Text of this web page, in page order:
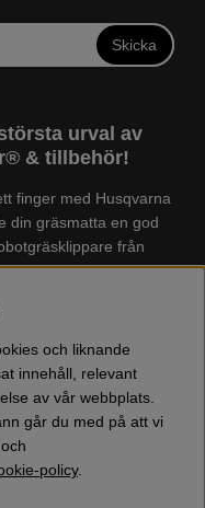
Skicka
urval av
& tillbehör!
finger med Husqvarna
din gräsmatta en god
från
för just din
och reservdelar till
Vi säljer även
så som:
röjsåg, häcksax,
snöslunga,
Välkommen till oss!
och liknande
innehåll, relevant
av vår webbplats.
går du med på att vi
policy.